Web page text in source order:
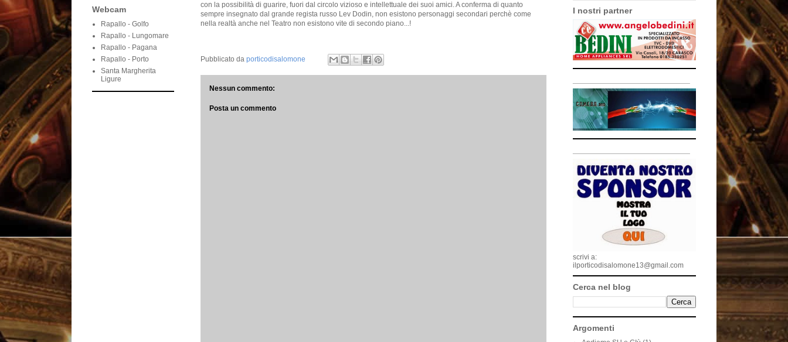
con la possibilità di guarire, fuori dal circolo vizioso e intellettuale dei suoi amici. A conferma di quanto
sempre insegnato dal grande regista russo Lev Dodin, non esistono personaggi secondari perchè come
nella realtà anche nel Teatro non esistono vite di secondo piano...!
Pubblicato da porticodisalomone
Nessun commento:
Posta un commento
Webcam
Rapallo - Golfo
Rapallo - Lungomare
Rapallo - Pagana
Rapallo - Porto
Santa Margherita
Ligure
I nostri partner
scrivi a:
ilporticodisalomone13@gmail.com
Cerca nel blog
Argomenti